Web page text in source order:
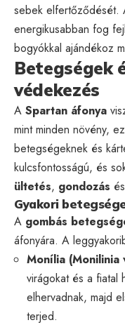
sebek elfertőződését.
energikusabban fog
bogyókkal ajándékoz
Betegségek
védekezés
A Spartan áfonya
mint minden növény,
betegségeknek és
kulcsfontosságú, és
ültetés, gondozás
Gyakori
A gombás
áfonyára. A
Monília (Monilinia
virágokat és a fiatal
elhervadnak, majd
terjed.